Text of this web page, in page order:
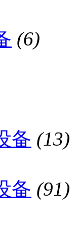
(6)
备 (13)
备 (91)